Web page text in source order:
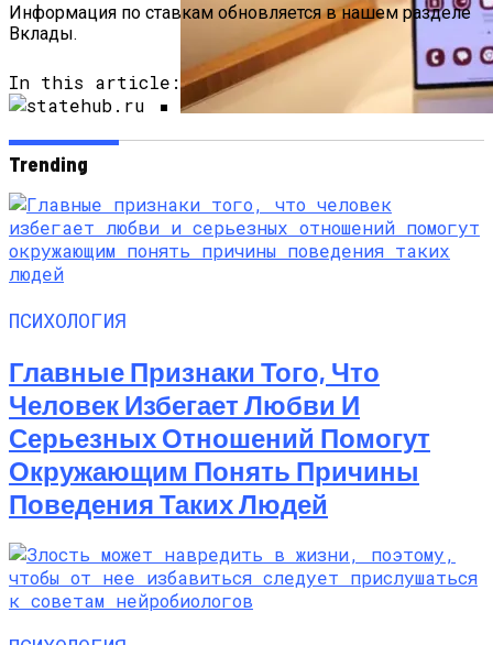
Топ Недорогих Смартфонов: 5
Информация по ставкам обновляется в нашем разделе
Вклады.
In this article:
Trending
ПСИХОЛОГИЯ
Главные Признаки Того, Что
Человек Избегает Любви И
Серьезных Отношений Помогут
Окружающим Понять Причины
Поведения Таких Людей